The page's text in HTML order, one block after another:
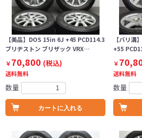
【美品】DOS 15in 6J +45 PCD114.3
ブリヂストン ブリザック VRX…
￥70,800 (税込)
送料無料
数量
カートに入れる
【バリ
+55
￥
送料無料
数量